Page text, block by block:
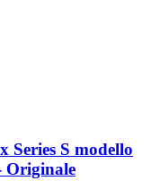
Series S modello
Originale